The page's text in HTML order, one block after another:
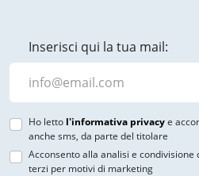
Inserisci qui la tua mail:
Ho letto l'informativa privacye
anche sms, da parte del titolare
Acconsento alla analisi e
terzi per motivi di marketing